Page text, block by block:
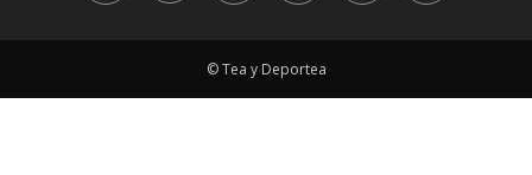
© Tea y Deportea